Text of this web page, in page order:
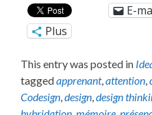
E-
Plus
This entry was posted in
taggedapprenant, attention
Codesign design design